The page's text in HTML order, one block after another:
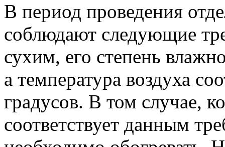
В период проведения
соблюдают следующие
сухим, его степень
а температура воздуха
градусов. В том случае,
соответствует данным